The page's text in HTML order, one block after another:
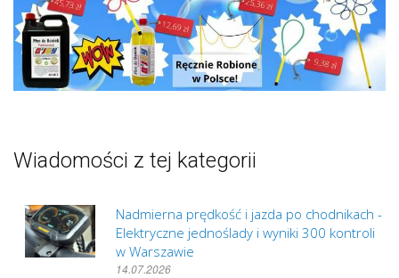
Wiadomości z tej kategorii
Nadmierna prędkość i jazda po chodnikach -
Elektryczne jednoślady i wyniki 300 kontroli
w Warszawie
14.07.2026